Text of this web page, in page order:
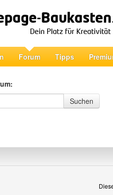
Forum Tipps
Suchen